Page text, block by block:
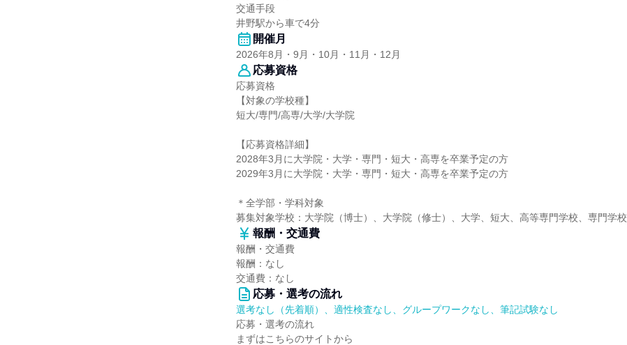
交通手段
井野駅から車で4分
開催月
2026年8月・9月・10月・11月・12月
応募資格
応募資格
【対象の学校種】
短大/専門/高専/大学/大学院
【応募資格詳細】
2028年3月に大学院・大学・専門・短大・高専を卒業予定の方
2029年3月に大学院・大学・専門・短大・高専を卒業予定の方
＊全学部・学科対象
募集対象学校：大学院（博士）、大学院（修士）、大学、短大、高等専門学校、専門学校
報酬・交通費
報酬・交通費
報酬：なし
交通費：なし
応募・選考の流れ
選考なし（先着順）、適性検査なし、グループワークなし、筆記試験なし
応募・選考の流れ
まずはこちらのサイトから